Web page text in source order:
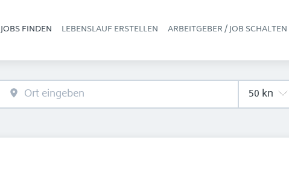
Haupt-Navigation
JOBS FINDEN LEBENSLAUF ERSTELLEN ARBEITGEBER / JOB SCHALTEN